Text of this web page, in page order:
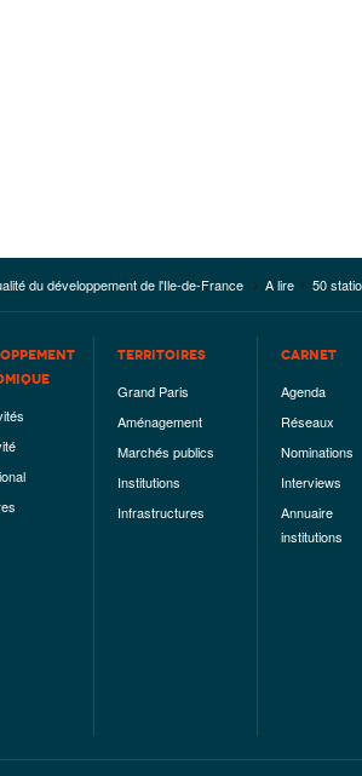
du développement de l'Ile-de-France A lire 50
TERRITOIRES
Grand Paris
Aménagement
Marchés publics
Institutions
Infrastructures
CARNET
Agenda
Réseaux
Nominations
Interviews
Annuaire
institutions